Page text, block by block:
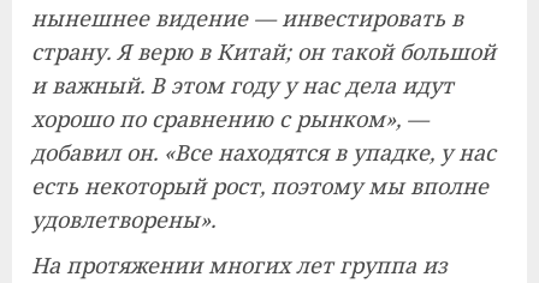
нынешнее видение — инвестировать в
страну. Я верю в Китай; он такой большой
и важный. В этом году у нас дела идут
хорошо по сравнению с рынком», —
добавил он. «Все находятся в упадке, у нас
есть некоторый рост, поэтому мы вполне
удовлетворены».
На протяжении многих лет группа из